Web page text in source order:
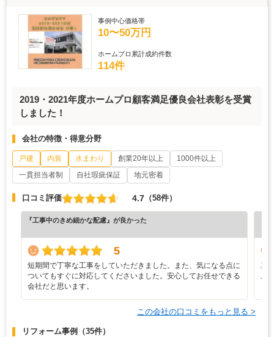
事例中心価格帯
10〜50万円
ホームプロ累計成約件数
114件
2019・2021年度ホームプロ顧客満足優良会社表彰を受賞
しました！
会社の特徴・得意分野
戸建 内装 水まわり 創業20年以上
1000件以上
一貫担当者制
自社瑕疵保証 地元密着
口コミ評価 4.7 （58件）
『工事中のきめ細かな配慮』が良かった
5
短期間で丁寧な工事をしていただきました。また、気になる点に
ついてもすぐに対応してくださいました。安心してお任せできる
会社だと思います。
工
上
この会社の口コミをもっと見る >
リフォーム事例 （35件）